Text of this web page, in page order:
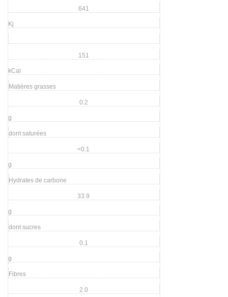
641
Kj
151
kCal
Matières grasses
0.2
g
dont saturées
<0.1
g
Hydrates de carbone
33.9
g
dont sucres
0.1
g
Fibres
2.0